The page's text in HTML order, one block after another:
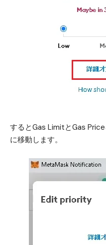
するとGas LimitとGas
に移動します。